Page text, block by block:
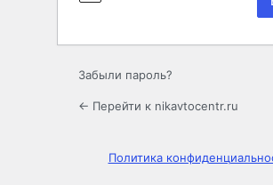
Забыли пароль?
← Перейти к nikavtocentr.ru
Политика